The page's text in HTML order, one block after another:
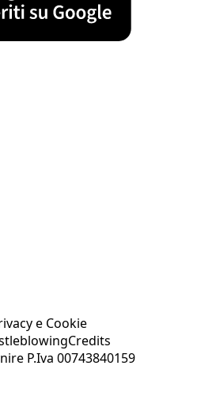
e Cookie
Credits
P.Iva 00743840159